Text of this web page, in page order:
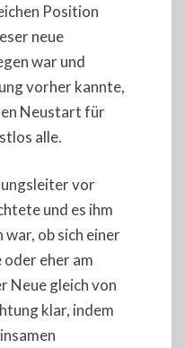
Position
neue
war und
vorher kannte,
Neustart für
alle.
vor
und es ihm
ob sich einer
eher am
Neue gleich von
klar, indem